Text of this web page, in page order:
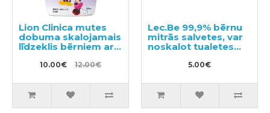
Lion Clinica mutes
dobuma skalojamais
līdzeklis bērniem ar
vīnogu garšu 250ml
10.00€ 12.00€
Lec.Be 99,9% bērnu
mitrās salvetes, var
noskalot tualetes
5.00€